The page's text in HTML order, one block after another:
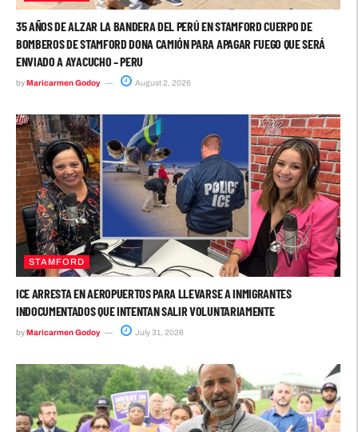
35 AÑOS DE ALZAR LA BANDERA DEL PERÚ EN STAMFORD CUERPO DE
BOMBEROS DE STAMFORD DONA CAMIÓN PARA APAGAR FUEGO QUE SERÁ
ENVIADO A AYACUCHO – PERU
byMaricarmen Godoy August 2, 2026
STAMFORD
ICE ARRESTA EN AEROPUERTOS PARA LLEVARSE A INMIGRANTES
INDOCUMENTADOS QUE INTENTAN SALIR VOLUNTARIAMENTE
byMaricarmen Godoy July 31, 2026